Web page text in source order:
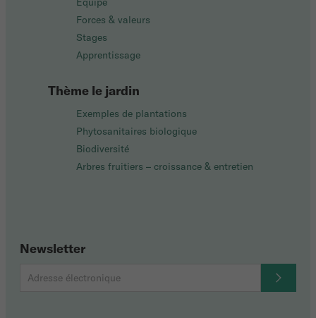
Forces & valeurs
Stages
Apprentissage
Thème le jardin
Exemples de plantations
Phytosanitaires biologique
Biodiversité
Arbres fruitiers – croissance & entretien
Newsletter